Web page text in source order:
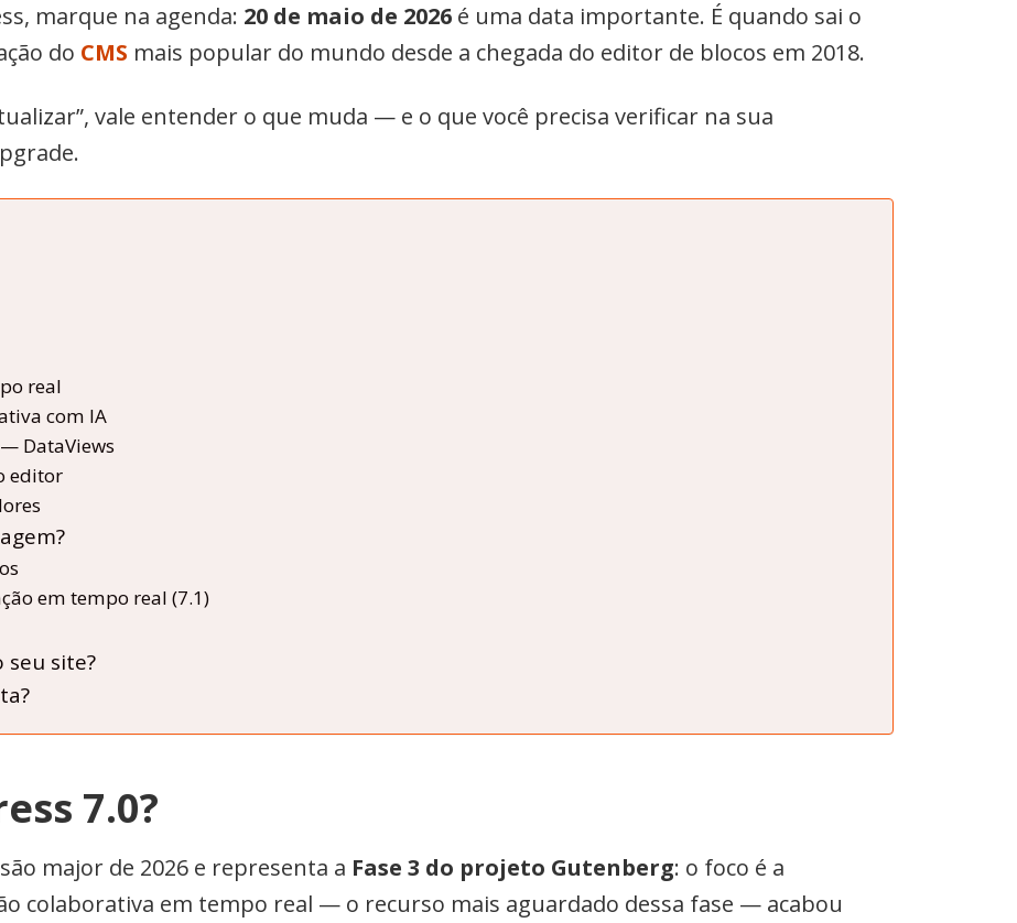
marque na agenda: 20 de maio de 2026 é uma data importante. É quando sai o
do CMS mais popular do mundo desde a chegada do editor de blocos em 2018.
vale entender o que muda — e o que você precisa verificar na sua
real
com IA
DataViews
editor
em tempo real (7.1)
site?
7.0?
major de 2026 e representa a Fase 3 do projeto Gutenberg: o foco é a
colaborativa em tempo real — o recurso mais aguardado dessa fase — acabou